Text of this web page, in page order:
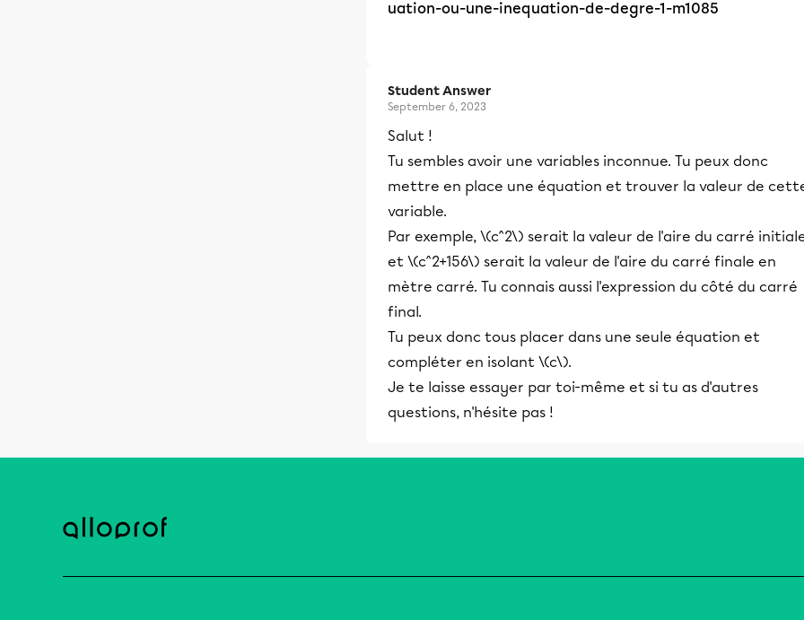
uation-ou-une-inequation-de-degre-1-m1085
Student Answer
September 6, 2023
Salut !
Tu sembles avoir une variables inconnue. Tu peux donc
mettre en place une équation et trouver la valeur de
variable.
Par exemple, \(c^2\) serait la valeur de l'aire du carré
et \(c^2+156\) serait la valeur de l'aire du carré finale en
mètre carré. Tu connais aussi l'expression du côté du carré
final.
Tu peux donc tous placer dans une seule équation et
compléter en isolant \(c\).
Je te laisse essayer par toi-même et si tu as d'autres
questions, n'hésite pas !